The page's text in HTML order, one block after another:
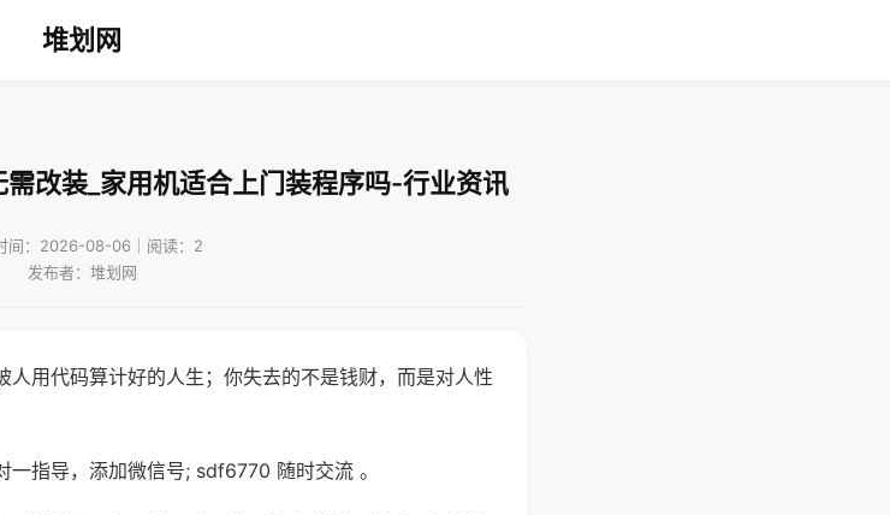
堆划网
改装_家用机适合上门装程序吗-行业资讯
间：2026-08-06｜阅读：2
发布者：堆划网
用代码算计好的人生；你失去的不是钱财，而是对人性
指导，添加微信号; sdf6770 随时交流 。